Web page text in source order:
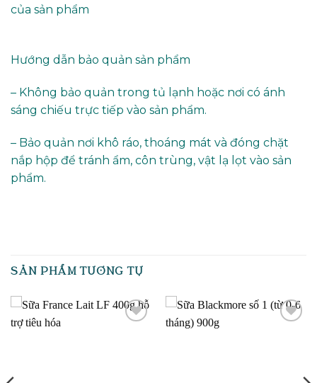
của sản phẩm
Hướng dẫn bảo quản sản phẩm
– Không bảo quản trong tủ lạnh hoặc nơi có ánh
sáng chiếu trực tiếp vào sản phẩm.
– Bảo quản nơi khô ráo, thoáng mát và đóng chặt
nắp hộp để tránh ẩm, côn trùng, vật lạ lọt vào sản
phẩm.
SẢN PHẨM TƯƠNG TỰ